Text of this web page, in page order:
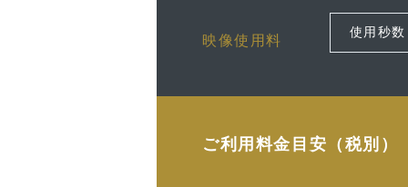
映像使用料
ご利用料金目安（税別）